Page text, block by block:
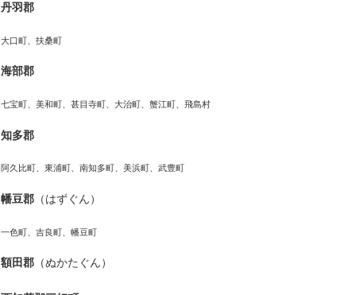
丹羽郡
大口町、扶桑町
海部郡
七宝町、美和町、甚目寺町、大治町、蟹江町、飛島村
知多郡
阿久比町、東浦町、南知多町、美浜町、武豊町
幡豆郡 （はずぐん）
一色町、吉良町、幡豆町
額田郡 （ぬかたぐん）